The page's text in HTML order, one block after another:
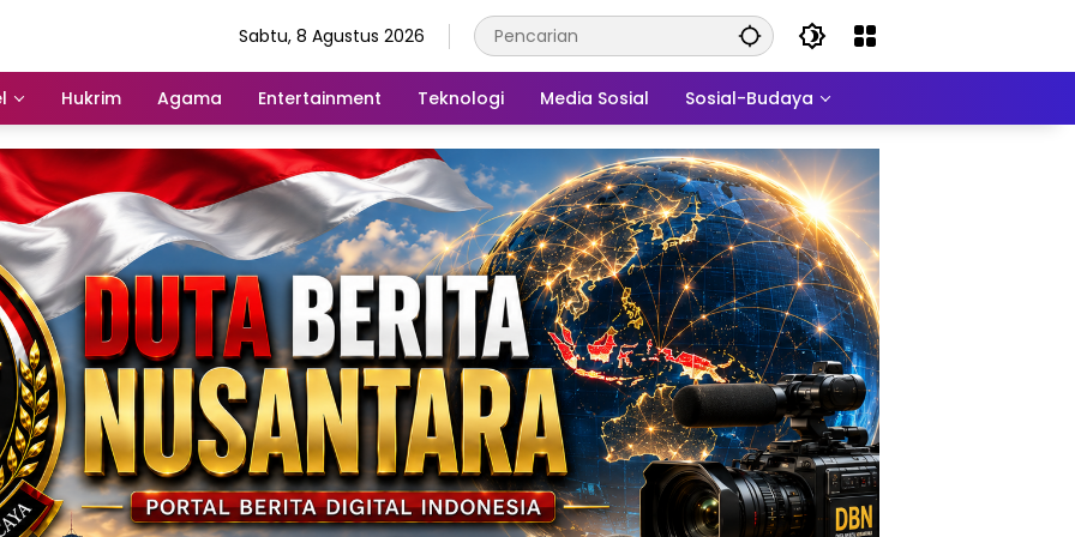
Sabtu, 8 Agustus 2026
Hukrim Agama Entertainment Teknologi Media Sosial Sosial-Budaya